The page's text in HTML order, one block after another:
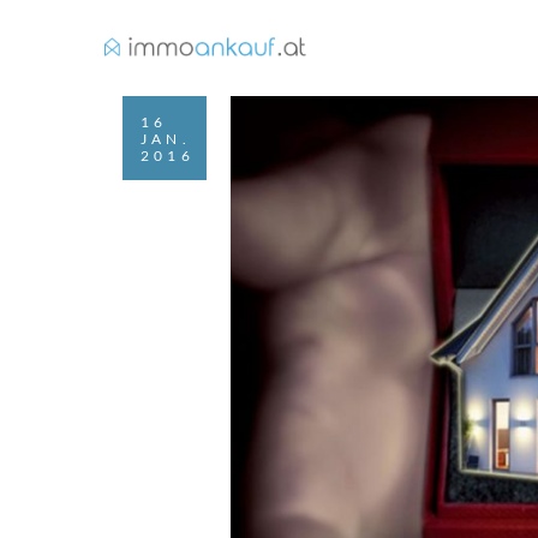
16
JAN.
2016